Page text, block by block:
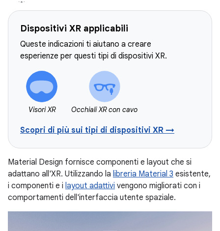
Dispositivi XR applicabili
Queste indicazioni ti aiutano a creare
esperienze per questi tipi di dispositivi XR.
Visori XR Occhiali XR con cavo
Scopri di più sui tipi di dispositivi XR →
Material Design fornisce componenti e layout che si
adattano all'XR. Utilizzando la libreria Material 3 esistente,
i componenti e i layout adattivi vengono migliorati con i
comportamenti dell'interfaccia utente spaziale.